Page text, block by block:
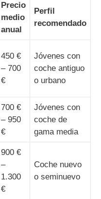
Precio
medio
anual
Perfil
recomendado
450 €
– 700
€
Jóvenes con
coche antiguo
o urbano
700 €
– 950
€
Jóvenes con
coche de
gama media
900 €
–
1.300
€
Coche nuevo
o seminuevo